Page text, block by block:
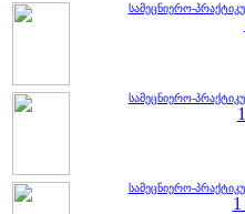
სამეცნიერო-
სამეცნიერო-
სამეცნიერო-